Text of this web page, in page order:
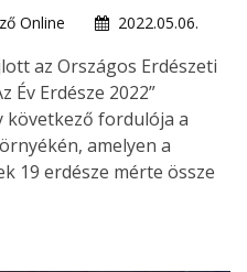
Online
2022.05.06.
az Országos Erdészeti
Év Erdésze 2022”
következő fordulója a
amelyen a
19 erdésze mérte össze